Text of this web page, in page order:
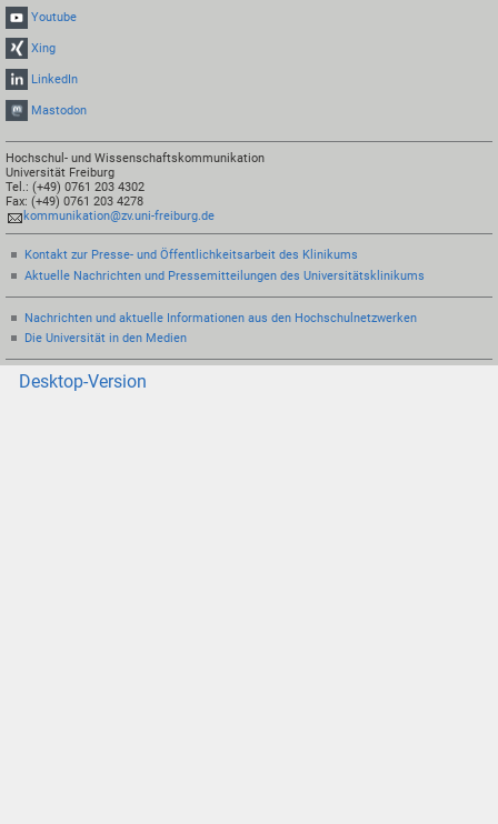
Youtube
Xing
LinkedIn
Mastodon
Hochschul- und Wissenschaftskommunikation
Universität Freiburg
Tel.: (+49) 0761 203 4302
Fax: (+49) 0761 203 4278
kommunikation@zv.uni-freiburg.de
Kontakt zur Presse- und Öffentlichkeitsarbeit des Klinikums
Aktuelle Nachrichten und Pressemitteilungen des Universitätsklinikums
Nachrichten und aktuelle Informationen aus den Hochschulnetzwerken
Die Universität in den Medien
Desktop-Version